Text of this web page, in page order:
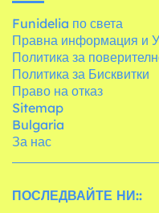
Funidelia по света
Правна информация и
Политика за
Политика за Бисквитки
Право на отказ
Sitemap
Bulgaria
За нас
ПОСЛЕДВАЙТЕ НИ::